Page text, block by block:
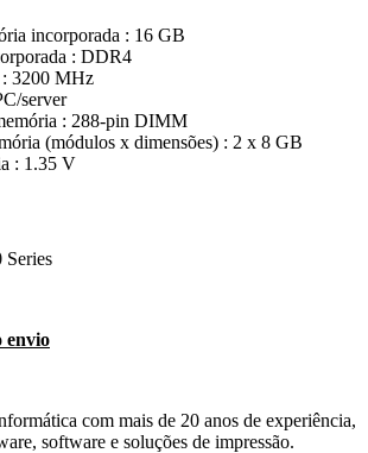
incorporada : 16 GB
: DDR4
3200 MHz
server
: 288-pin DIMM
(módulos x dimensões) : 2 x 8 GB
: 1.35 V
Series
envio
com mais de 20 anos de experiência,
software e soluções de impressão.